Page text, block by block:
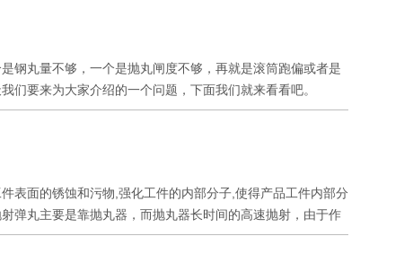
其它型号的抛丸机。 先介绍抛丸机每天的维修和保养：
物并及时清除; (6)电控供丸闸阀是否关闭; (7)抛丸室内
正常; (10)清扫电气控制箱上的灰尘。 每月要保养和
转是否正常，并润滑链条; (3)检查风机、风管的磨损
轴承座上轴承更换新高速润滑脂。 年维护及保养：
更换，以防弹丸击穿室体壁，并飞出室体外伤人。 2.检查
振动，应立即停止机器工作，检查抛丸器耐磨件的磨损及
可能是一个重要原因。 6.安装抛丸器的叶片时，应注意一
丸量不够，一个是抛丸闸度不够，再就是滚筒跑偏或者是
我们要来为大家介绍的一个问题，下面我们就来看看吧。
。处理办法：加适量钢丸（用钳形电流表量抛丸电机电流达
理办法：调整托轮轴承座顶螺丝，使滚筒在正常状态下运
。 4、滚筒不转。表现为筒体不转，托轮仍在运转，托轮磨
。检查构架内是否有异物或工件将滚筒卡住。 5、除尘效
风轮是否已磨损严重。 上面我们为大家介绍的就是抛丸清
面的锈蚀和污物,强化工件的内部分子,使得产品工件内部分
弹丸主要是靠抛丸器，而抛丸器长时间的高速抛射，由于作
。而如何调整抛丸器呢?很多人都是不了解的，实际上方法也
件上。检查调整的定向套具体位置是否准确,只需要利用木板